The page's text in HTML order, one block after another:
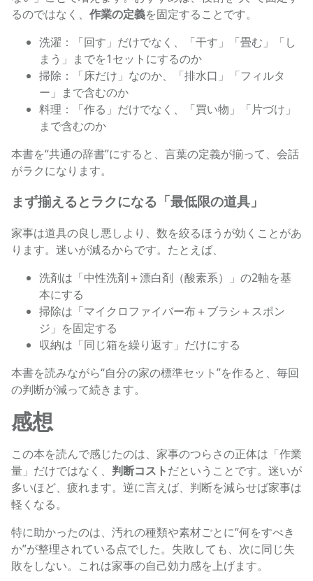
るのではなく、 作業の定義を固定することです。
洗濯：「回す」だけでなく、「干す」「畳む」「し
まう」までを1セットにするのか
掃除：「床だけ」なのか、「排水口」「フィルタ
ー」まで含むのか
料理：「作る」だけでなく、「買い物」「片づけ」
まで含むのか
本書を“共通の辞書”にすると、言葉の定義が揃って、会話
がラクになります。
まず揃えるとラクになる「最低限の道具」
家事は道具の良し悪しより、数を絞るほうが効くことがあ
ります。迷いが減るからです。たとえば、
洗剤は「中性洗剤＋漂白剤（酸素系）」の2軸を基
本にする
掃除は「マイクロファイバー布＋ブラシ＋スポン
ジ」を固定する
収納は「同じ箱を繰り返す」だけにする
本書を読みながら“自分の家の標準セット”を作ると、毎回
の判断が減って続きます。
感想
この本を読んで感じたのは、家事のつらさの正体は「作業
量」だけではなく、 判断コストだということです。迷いが
多いほど、疲れます。逆に言えば、判断を減らせば家事は
軽くなる。
特に助かったのは、汚れの種類や素材ごとに“何をすべき
か”が整理されている点でした。失敗しても、次に同じ失
敗をしない。これは家事の自己効力感を上げます。